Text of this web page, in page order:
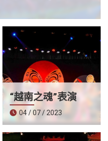
“越南之魂”表演
04 / 07 / 2023